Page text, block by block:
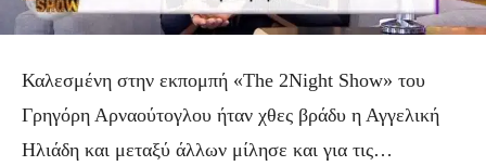
Καλεσμένη στην εκπομπή «The 2Night Show» του
Γρηγόρη Αρναούτογλου ήταν χθες βράδυ η Αγγελική
Ηλιάδη και μεταξύ άλλων μίλησε και για τις…